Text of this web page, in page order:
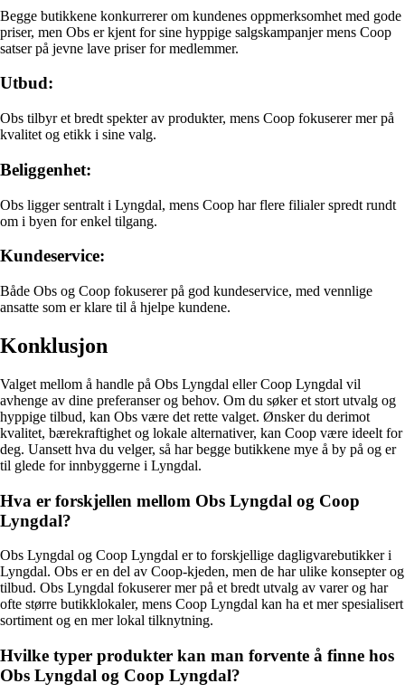
Begge butikkene konkurrerer om kundenes oppmerksomhet med gode
priser, men Obs er kjent for sine hyppige salgskampanjer mens Coop
satser på jevne lave priser for medlemmer.
Utbud:
Obs tilbyr et bredt spekter av produkter, mens Coop fokuserer mer på
kvalitet og etikk i sine valg.
Beliggenhet:
Obs ligger sentralt i Lyngdal, mens Coop har flere filialer spredt rundt
om i byen for enkel tilgang.
Kundeservice:
Både Obs og Coop fokuserer på god kundeservice, med vennlige
ansatte som er klare til å hjelpe kundene.
Konklusjon
Valget mellom å handle på Obs Lyngdal eller Coop Lyngdal vil
avhenge av dine preferanser og behov. Om du søker et stort utvalg og
hyppige tilbud, kan Obs være det rette valget. Ønsker du derimot
kvalitet, bærekraftighet og lokale alternativer, kan Coop være ideelt for
deg. Uansett hva du velger, så har begge butikkene mye å by på og er
til glede for innbyggerne i Lyngdal.
Hva er forskjellen mellom Obs Lyngdal og Coop
Lyngdal?
Obs Lyngdal og Coop Lyngdal er to forskjellige dagligvarebutikker i
Lyngdal. Obs er en del av Coop-kjeden, men de har ulike konsepter og
tilbud. Obs Lyngdal fokuserer mer på et bredt utvalg av varer og har
ofte større butikklokaler, mens Coop Lyngdal kan ha et mer spesialisert
sortiment og en mer lokal tilknytning.
Hvilke typer produkter kan man forvente å finne hos
Obs Lyngdal og Coop Lyngdal?